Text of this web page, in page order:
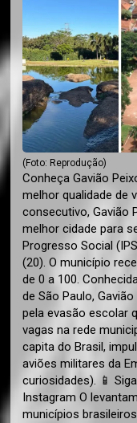
(Foto: Reprodução)
Conheça Gavião
melhor qualidade de
consecutivo, Gavião
melhor cidade para
Progresso Social
(20). O município
de 0 a 100.
de São Paulo,
pela evasão escolar
vagas na rede
capita do Brasil,
aviões militares da
curiosidades). 📱
Instagram O
municípios